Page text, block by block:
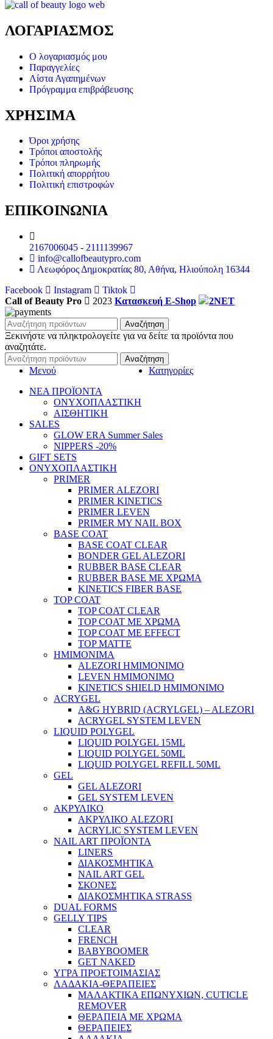
ΛΟΓΑΡΙΑΣΜΟΣ
Ο λογαριασμός μου
Παραγγελίες
Λίστα Αγαπημένων
Πρόγραμμα επιβράβευσης
ΧΡΗΣΙΜΑ
Όροι χρήσης
Τρόποι αποστολής
Τρόποι πληρωμής
Πολιτική απορρήτου
Πολιτική επιστροφών
ΕΠΙΚΟΙΝΩΝΙΑ
2167006045 - 2111139967
info@callofbeautypro.com
Λεωφόρος Δημοκρατίας 80, Αθήνα, Ηλιούπολη 16344
Facebook
Instagram
Tiktok
Call of Beauty Pro
2023 Κατασκευή E-Shop 2NET
Αναζήτηση
Ξεκινήστε να πληκτρολογείτε για να δείτε τα προϊόντα που
αναζητάτε.
Αναζήτηση
Μενού
Κατηγορίες
ΝΕΑ ΠΡΟΪΟΝΤΑ
ΟΝΥΧΟΠΛΑΣΤΙΚΗ
ΑΙΣΘΗΤΙΚΗ
SALES
GLOW ERA Summer Sales
NIPPERS -20%
GIFT SETS
ΟΝΥΧΟΠΛΑΣΤΙΚΗ
PRIMER
PRIMER ALEZORI
PRIMER KINETICS
PRIMER LEVEN
PRIMER MY NAIL BOX
BASE COAT
BASE COAT CLEAR
BONDER GEL ALEZORI
RUBBER BASE CLEAR
RUBBER BASE ΜΕ ΧΡΩΜΑ
KINETICS FIBER BASE
TOP COAT
TOP COAT CLEAR
TOP COAT ΜΕ ΧΡΩΜΑ
TOP COAT ΜΕ EFFECT
TOP MATTE
ΗΜΙΜΟΝΙΜΑ
ALEZORI ΗΜΙΜΟΝΙΜΟ
LEVEN ΗΜΙΜΟΝΙΜΟ
KINETICS SHIELD ΗΜΙΜΟΝΙΜΟ
ACRYGEL
A&G HYBRID (ACRYLGEL) – ALEZORI
ACRYGEL SYSTEM LEVEN
LIQUID POLYGEL
LIQUID POLYGEL 15ML
LIQUID POLYGEL 50ML
LIQUID POLYGEL REFILL 50ML
GEL
GEL ALEZORI
GEL SYSTEM LEVEN
ΑΚΡΥΛΙΚΟ
ΑΚΡΥΛΙΚΟ ALEZORI
ACRYLIC SYSTEM LEVEN
NAIL ART ΠΡΟΪΟΝΤΑ
LINERS
ΔΙΑΚΟΣΜΗΤΙΚΑ
NAIL ART GEL
ΣΚΟΝΕΣ
ΔΙΑΚΟΣΜΗΤΙΚΑ STRASS
DUAL FORMS
GELLY TIPS
CLEAR
FRENCH
BABYBOOMER
GET NAKED
ΥΓΡΑ ΠΡΟΕΤΟΙΜΑΣΙΑΣ
ΛΑΔΑΚΙΑ-ΘΕΡΑΠΕΙΕΣ
ΜΑΛΑΚΤΙΚΑ ΕΠΩΝΥΧΙΩΝ, CUTICLE
REMOVER
ΘΕΡΑΠΕΙΑ ΜΕ ΧΡΩΜΑ
ΘΕΡΑΠΕΙΕΣ